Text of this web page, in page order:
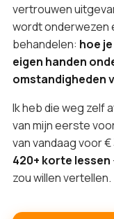
vertrouwen
wordt onderwezen
behandelen: hoe
eigen handen
omstandigheden
Ik heb die weg zelf
van mijn eerste
van vandaag voor
420+ korte lessen
zou willen vertellen.